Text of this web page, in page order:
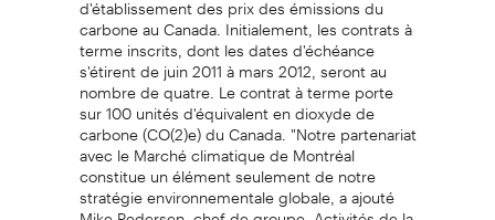
carbone au Canada. Initialement, les contrats à
terme inscrits, dont les dates d'échéance
s'étirent de juin 2011 à mars 2012, seront au
nombre de quatre. Le contrat à terme porte
sur 100 unités d'équivalent en dioxyde de
carbone (CO(2)e) du Canada. "Notre partenariat
avec le Marché climatique de Montréal
constitue un élément seulement de notre
stratégie environnementale globale, a ajouté
Mike Pedersen, chef de groupe, Activités de la